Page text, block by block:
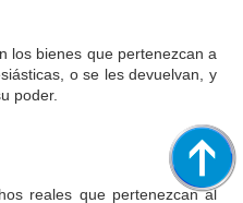
los bienes que pertenezcan a
o se les devuelvan, y
poder.
reales que pertenezcan al